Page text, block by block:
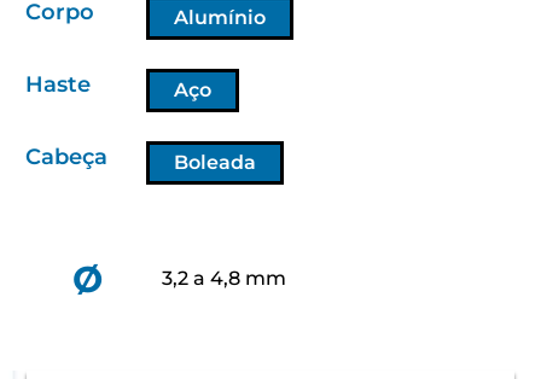
Corpo Alumínio
Haste Aço
Cabeça Boleada
Ø 3,2 a 4,8 mm